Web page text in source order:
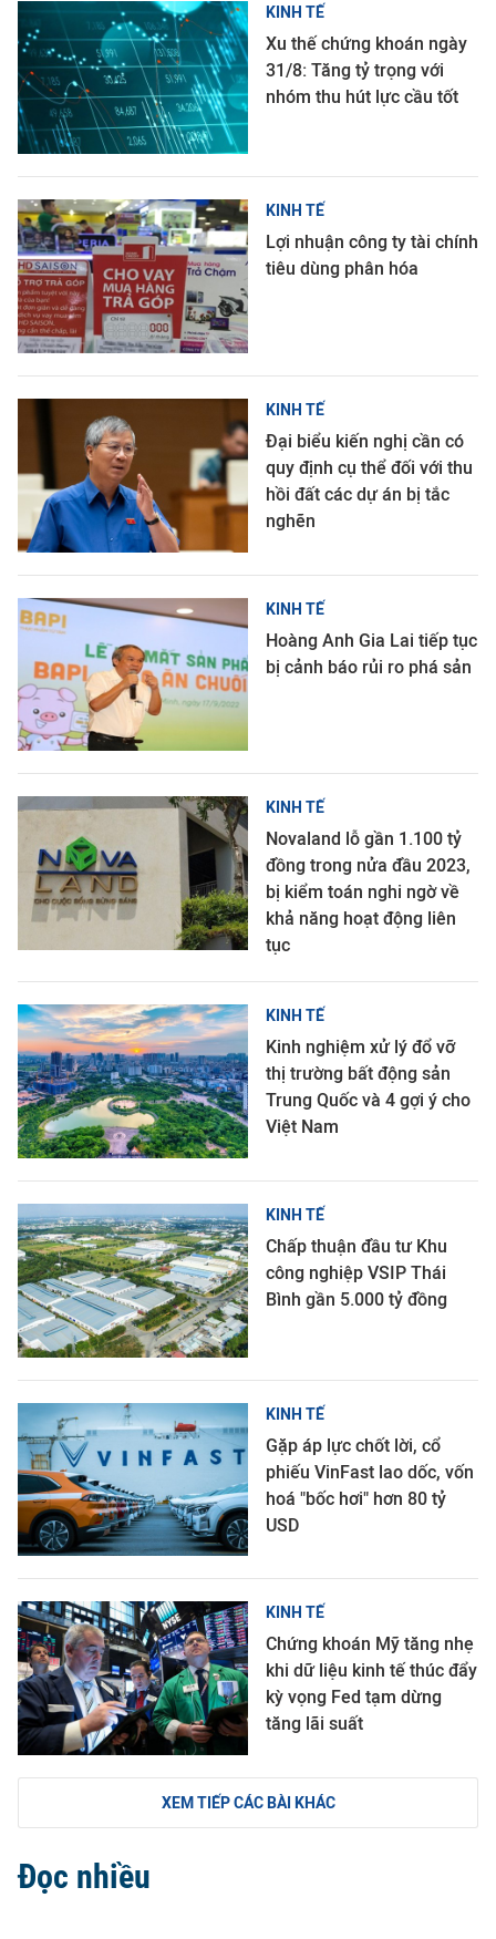
KINH TẾ
Xu thế chứng khoán ngày
31/8: Tăng tỷ trọng với
nhóm thu hút lực cầu tốt
KINH TẾ
Lợi nhuận công ty tài chính
tiêu dùng phân hóa
KINH TẾ
Đại biểu kiến nghị cần có
quy định cụ thể đối với thu
hồi đất các dự án bị tắc
nghẽn
KINH TẾ
Hoàng Anh Gia Lai tiếp tục
bị cảnh báo rủi ro phá sản
KINH TẾ
Novaland lỗ gần 1.100 tỷ
đồng trong nửa đầu 2023,
bị kiểm toán nghi ngờ về
khả năng hoạt động liên
tục
KINH TẾ
Kinh nghiệm xử lý đổ vỡ
thị trường bất động sản
Trung Quốc và 4 gợi ý cho
Việt Nam
KINH TẾ
Chấp thuận đầu tư Khu
công nghiệp VSIP Thái
Bình gần 5.000 tỷ đồng
KINH TẾ
Gặp áp lực chốt lời, cổ
phiếu VinFast lao dốc, vốn
hoá "bốc hơi" hơn 80 tỷ
USD
KINH TẾ
Chứng khoán Mỹ tăng nhẹ
khi dữ liệu kinh tế thúc đẩy
kỳ vọng Fed tạm dừng
tăng lãi suất
XEM TIẾP CÁC BÀI KHÁC
Đọc nhiều